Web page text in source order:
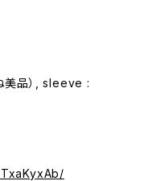
美品）, sleeve :